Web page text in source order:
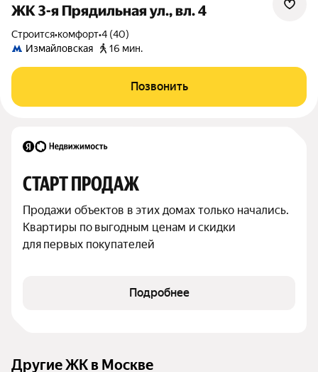
ЖК 3-я Прядильная ул., вл. 4
Строится•комфорт•4 (40)
Измайловская
16 мин.
Позвонить
СТАРТ ПРОДАЖ
Продажи объектов в этих домах только начались.
Квартиры по выгодным ценам и скидки
для первых покупателей
Подробнее
Другие ЖК в Москве